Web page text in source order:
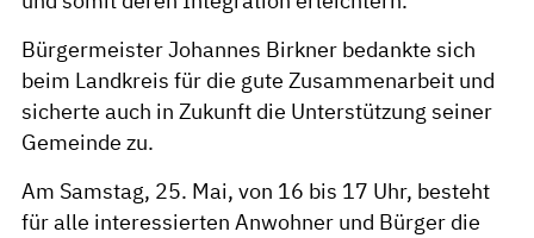
Bürgermeister Johannes Birkner bedankte sich
beim Landkreis für die gute Zusammenarbeit und
sicherte auch in Zukunft die Unterstützung seiner
Gemeinde zu.
Am Samstag, 25. Mai, von 16 bis 17 Uhr, besteht
für alle interessierten Anwohner und Bürger die